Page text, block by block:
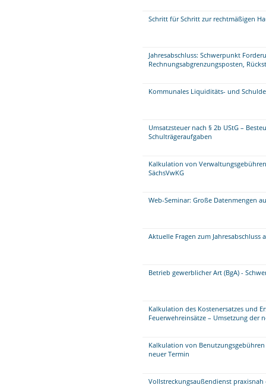
Schritt für Schritt zur rechtmäßigen
Jahresabschluss: Schwerpunkt
Rechnungsabgrenzungsposten,
Kommunales Liquiditäts- und
Umsatzsteuer nach § 2b UStG –
Schulträgeraufgaben
Kalkulation von
SächsVwKG
Web-Seminar: Große Datenmengen
Aktuelle Fragen zum Jahresabschluss
Betrieb gewerblicher Art (BgA) -
Kalkulation des Kostenersatzes und
Feuerwehreinsätze – Umsetzung der
Kalkulation von
neuer Termin
Vollstreckungsaußendienst praxisnah